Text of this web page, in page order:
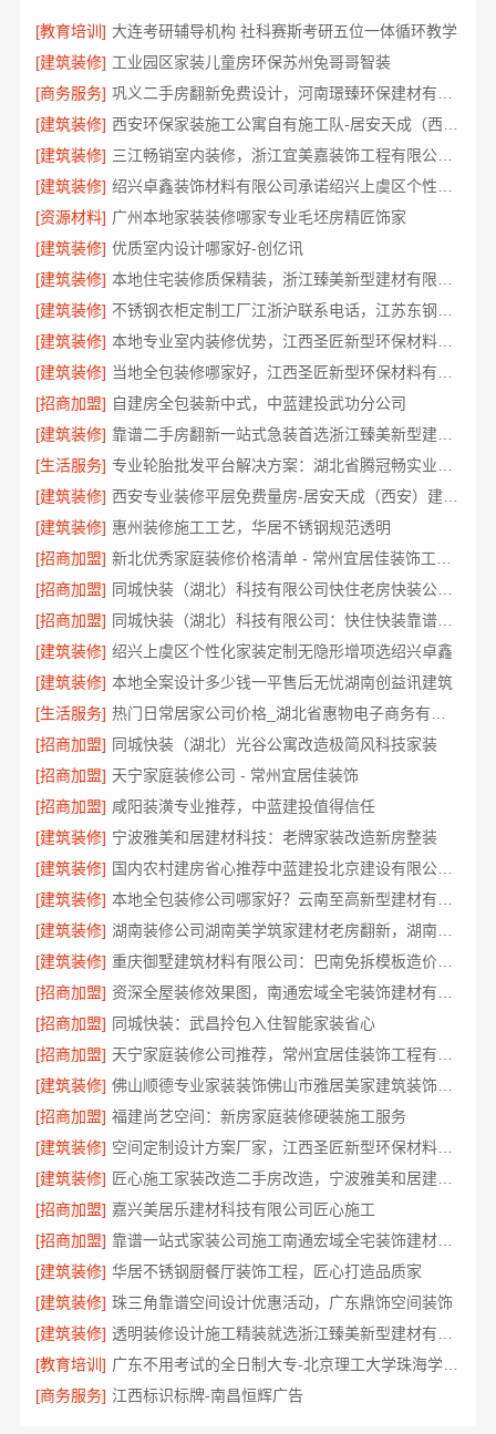
[教育培训] 大连考研辅导机构 社科赛斯考研五位一体循环教学
[建筑装修] 工业园区家装儿童房环保苏州兔哥哥智装
[商务服务]
[建筑装修]
[建筑装修]
三江畅销室内装修，浙江宜美嘉装饰工程有限公司绍兴南部本地伙伴
[建筑装修]
[资源材料] 广州本地家装装修哪家专业毛坯房精匠饰家
[建筑装修] 优质室内设计哪家好-创亿讯
[建筑装修]
[建筑装修]
[建筑装修]
本地专业室内装修优势，江西圣匠新型环保材料有限公司
[建筑装修]
[招商加盟] 自建房全包装新中式，中蓝建投武功分公司
[建筑装修]
靠谱二手房翻新一站式急装首选浙江臻美新型建材有限公司
[生活服务]
[建筑装修]
西安专业装修平层免费量房-居安天成（西安）建筑工程有限责任公司
[建筑装修] 惠州装修施工工艺，华居不锈钢规范透明
[招商加盟]
[招商加盟]
同城快装（湖北）科技有限公司快住老房快装公司工期保障省心
[招商加盟]
同城快装（湖北）科技有限公司：快住快装靠谱吗省心
[建筑装修] 绍兴上虞区个性化家装定制无隐形增项选绍兴卓鑫
[建筑装修] 本地全案设计多少钱一平售后无忧湖南创益讯建筑
[生活服务]
[招商加盟] 同城快装（湖北）光谷公寓改造极简风科技家装
[招商加盟] 天宁家庭装修公司 - 常州宜居佳装饰
[招商加盟] 咸阳装潢专业推荐，中蓝建投值得信任
[建筑装修] 宁波雅美和居建材科技：老牌家装改造新房整装
[建筑装修]
国内农村建房省心推荐中蓝建投北京建设有限公司四川
[建筑装修]
[建筑装修]
湖南装修公司湖南美学筑家建材老房翻新，湖南美学筑家建材有限公司焕新你的生活
[建筑装修]
重庆御墅建筑材料有限公司：巴南免拆模板造价预算
[招商加盟]
[招商加盟] 同城快装：武昌拎包入住智能家装省心
[招商加盟]
[建筑装修]
佛山顺德专业家装装饰佛山市雅居美家建筑装饰工程有限公司
[招商加盟] 福建尚艺空间：新房家庭装修硬装施工服务
[建筑装修]
空间定制设计方案厂家，江西圣匠新型环保材料有限公司，个性化全屋整装
[建筑装修]
匠心施工家装改造二手房改造，宁波雅美和居建材科技有限公司
[招商加盟] 嘉兴美居乐建材科技有限公司匠心施工
[招商加盟]
靠谱一站式家装公司施工南通宏域全宅装饰建材有限公司
[建筑装修] 华居不锈钢厨餐厅装饰工程，匠心打造品质家
[建筑装修] 珠三角靠谱空间设计优惠活动，广东鼎饰空间装饰
[建筑装修]
[教育培训]
广东不用考试的全日制大专-北京理工大学珠海学院继教院
[商务服务] 江西标识标牌-南昌恒辉广告